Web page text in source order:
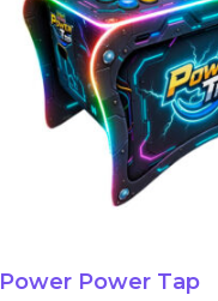
Power Power Tap